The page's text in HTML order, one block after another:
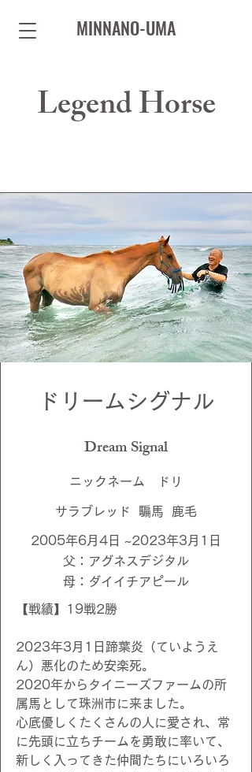
MINNANO-UMA
Legend Horse
​ドリームシグナル
Dream Signal
ニックネーム ドリ
サラブレッド 騙馬 鹿毛
2005年6月4日 ~2023年3月1日
父：アグネスデジタル
​母：ダイイチアピール
【戦績】19戦2勝
2023年3月1日蹄葉炎（ていようえ
ん）悪化のため安楽死。
2020年からタイニーズファームの所
属馬として珠洲市に来ました。
心底優しくたくさんの人に愛され、常
に先頭に立ちチームを勇敢に率いて、
新しく入ってきた仲間たちにいろいろ